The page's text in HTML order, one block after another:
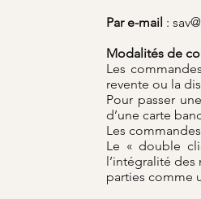
Par e-mail :
Modalités de
Les
revente ou la
Pour passer
d’une carte
Les
Le « double
l’intégralité
parties comme